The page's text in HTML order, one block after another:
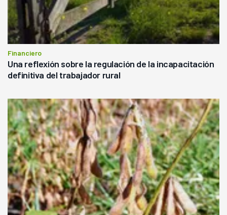
Financiero
Una reflexión sobre la regulación de la incapacitación
definitiva del trabajador rural